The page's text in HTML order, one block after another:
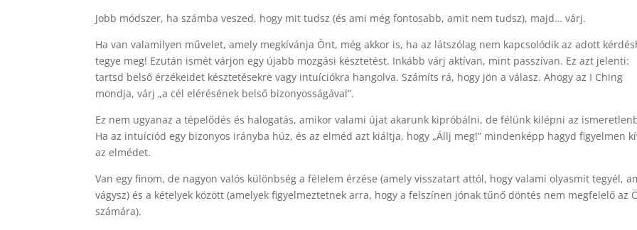
Jobb módszer, ha számba veszed, hogy mit tudsz (és ami még fontosabb, amit nem tudsz), majd… várj.
Ha van valamilyen művelet, amely megkívánja Önt, még akkor is, ha az látszólag nem kapcsolódik az adott
tegye meg! Ezután ismét várjon egy újabb mozgási késztetést. Inkább várj aktívan, mint passzívan. Ez azt jelenti:
tartsd belső érzékeidet késztetésekre vagy intuíciókra hangolva. Számíts rá, hogy jön a válasz. Ahogy az I Ching
mondja, várj „a cél elérésének belső bizonyosságával”.
Ez nem ugyanaz a tépelődés és halogatás, amikor valami újat akarunk kipróbálni, de félünk kilépni az
Ha az intuíciód egy bizonyos irányba húz, és az elméd azt kiáltja, hogy „Állj meg!” mindenképp hagyd figyelmen
az elmédet.
Van egy finom, de nagyon valós különbség a félelem érzése (amely visszatart attól, hogy valami olyasmit tegyél,
vágysz) és a kételyek között (amelyek figyelmeztetnek arra, hogy a felszínen jónak tűnő döntés nem megfelelő az
számára).